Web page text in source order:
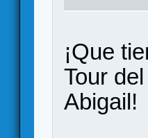
¡Que
Tour
Abigail!